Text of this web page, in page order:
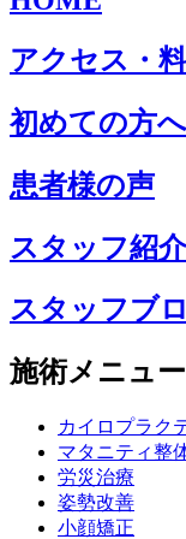
アクセス・
初めての方へ
患者様の声
スタッフ紹介
スタッフブ
施術メニュー
カイロプラク
マタニティ整
労災治療
姿勢改善
小顔矯正